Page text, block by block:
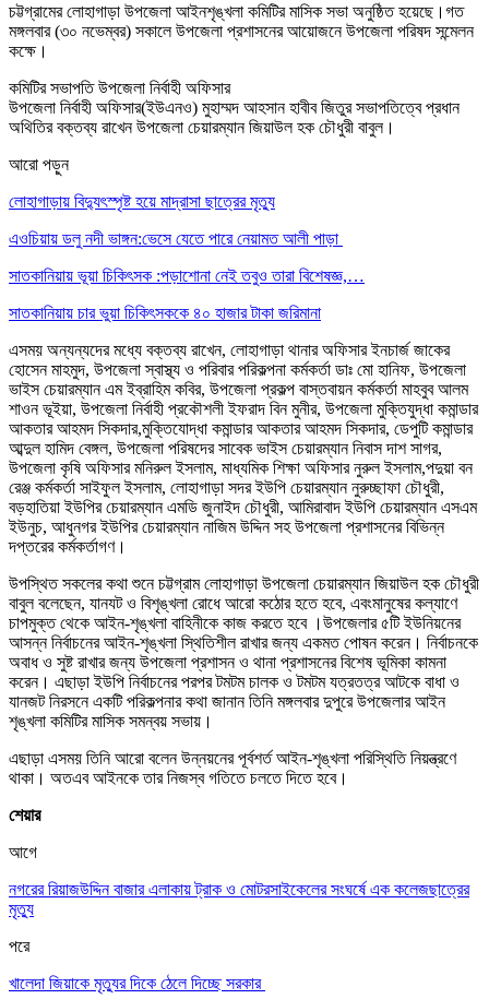
চট্টগ্রামের লোহাগাড়া উপজেলা আইনশৃঙ্খলা কমিটির মাসিক সভা অনুষ্ঠিত হয়েছে।গত
মঙ্গলবার (৩০ নভেম্বর) সকালে উপজেলা প্রশাসনের আয়োজনে উপজেলা পরিষদ সন্মেলন
কক্ষে।
কমিটির সভাপতি উপজেলা নির্বাহী অফিসার
উপজেলা নির্বাহী অফিসার(ইউএনও) মুহাম্মদ আহসান হাবীব জিতুর সভাপতিত্বে প্রধান
অথিতির বক্তব্য রাখেন উপজেলা চেয়ারম্যান জিয়াউল হক চৌধুরী বাবুল।
আরো পড়ুন
লোহাগাড়ায় বিদ্যুৎস্পৃষ্ট হয়ে মাদ্রাসা ছাত্রের মৃত্যু
এওচিয়ায় ডলু নদী ভাঙ্গন:ভেসে যেতে পারে নেয়ামত আলী পাড়া
সাতকানিয়ায় ভূয়া চিকিৎসক :পড়াশোনা নেই তবুও তারা বিশেষজ্ঞ,…
সাতকানিয়ায় চার ভুয়া চিকিৎসককে ৪০ হাজার টাকা জরিমানা
এসময় অন্যন্যদের মধ্যে বক্তব্য রাখেন, লোহাগাড়া থানার অফিসার ইনচার্জ জাকের
হোসেন মাহমুদ, উপজেলা স্বাস্থ্য ও পরিবার পরিকল্পনা কর্মকর্তা ডাঃ মো হানিফ, উপজেলা
ভাইস চেয়ারম্যান এম ইব্রাহিম কবির, উপজেলা প্রকল্প বাস্তবায়ন কর্মকর্তা মাহবুব আলম
শাওন ভূইয়া, উপজেলা নির্বাহী প্রকৌশলী ইফরাদ বিন মুনীর, উপজেলা মুক্তিযুদ্ধা কমান্ডার
আকতার আহমদ সিকদার,মুক্তিযোদ্ধা কমান্ডার আকতার আহমদ সিকদার, ডেপুটি কমান্ডার
আব্দুল হামিদ বেঙ্গল, উপজেলা পরিষদের সাবেক ভাইস চেয়ারম্যান নিবাস দাশ সাগর,
উপজেলা কৃষি অফিসার মনিরুল ইসলাম, মাধ্যমিক শিক্ষা অফিসার নুরুল ইসলাম,পদুয়া বন
রেঞ্জ কর্মকর্তা সাইফুল ইসলাম, লোহাগাড়া সদর ইউপি চেয়ারম্যান নুরুচ্ছাফা চৌধুরী,
বড়হাতিয়া ইউপির চেয়ারম্যান এমডি জুনাইদ চৌধুরী, আমিরাবাদ ইউপি চেয়ারম্যান এসএম
ইউনুচ, আধুনগর ইউপির চেয়ারম্যান নাজিম উদ্দিন সহ উপজেলা প্রশাসনের বিভিন্ন
দপ্তরের কর্মকর্তাগণ।
উপস্থিত সকলের কথা শুনে চট্টগ্রাম লোহাগাড়া উপজেলা চেয়ারম্যান জিয়াউল হক চৌধুরী
বাবুল বলেছেন, যানযট ও বিশৃঙ্খলা রোধে আরো কঠোর হতে হবে, এবংমানুষের কল্যাণে
চাপমুক্ত থেকে আইন-শৃঙ্খলা বাহিনীকে কাজ করতে হবে ।উপজেলার ৫টি ইউনিয়নের
আসন্ন নির্বাচনের আইন-শৃঙ্খলা স্থিতিশীল রাখার জন্য একমত পোষন করেন। নির্বাচনকে
অবাধ ও সুষ্ট রাখার জন্য উপজেলা প্রশাসন ও থানা প্রশাসনের বিশেষ ভূমিকা কামনা
করেন। এছাড়া ইউপি নির্বাচনের পরপর টমটম চালক ও টমটম যত্রতত্র আটকে বাধা ও
যানজট নিরসনে একটি পরিকল্পনার কথা জানান তিনি মঙ্গলবার দুপুরে উপজেলার আইন
শৃঙ্খলা কমিটির মাসিক সমন্বয় সভায়।
এছাড়া এসময় তিনি আরো বলেন উন্নয়নের পূর্বশর্ত আইন-শৃঙ্খলা পরিস্থিতি নিয়ন্ত্রণে
থাকা। অতএব আইনকে তার নিজস্ব গতিতে চলতে দিতে হবে।
শেয়ার
আগে
নগরের রিয়াজউদ্দিন বাজার এলাকায় ট্রাক ও মোটরসাইকেলের সংঘর্ষে এক কলেজছাত্রের
মৃত্যু
পরে
খালেদা জিয়াকে মৃত্যুর দিকে ঠেলে দিচ্ছে সরকার